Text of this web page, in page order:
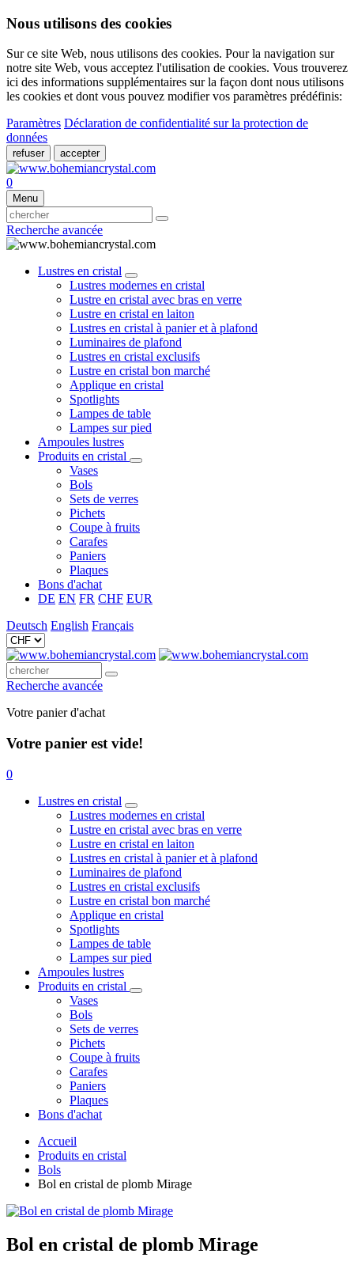
Nous utilisons des cookies
Sur ce site Web, nous utilisons des cookies. Pour la navigation sur
notre site Web, vous acceptez l'utilisation de cookies. Vous trouverez
ici des informations supplémentaires sur la façon dont nous utilisons
les cookies et dont vous pouvez modifier vos paramètres prédéfinis:
Paramètres Déclaration de confidentialité sur la protection de
données
refuser accepter
0
Menu
Recherche avancée
Lustres en cristal
Lustres modernes en cristal
Lustre en cristal avec bras en verre
Lustre en cristal en laiton
Lustres en cristal à panier et à plafond
Luminaires de plafond
Lustres en cristal exclusifs
Lustre en cristal bon marché
Applique en cristal
Spotlights
Lampes de table
Lampes sur pied
Ampoules lustres
Produits en cristal
Vases
Bols
Sets de verres
Pichets
Coupe à fruits
Carafes
Paniers
Plaques
Bons d'achat
DE EN FR CHF EUR
Deutsch English Français
Recherche avancée
Votre panier d'achat
Votre panier est vide!
0
Lustres en cristal
Lustres modernes en cristal
Lustre en cristal avec bras en verre
Lustre en cristal en laiton
Lustres en cristal à panier et à plafond
Luminaires de plafond
Lustres en cristal exclusifs
Lustre en cristal bon marché
Applique en cristal
Spotlights
Lampes de table
Lampes sur pied
Ampoules lustres
Produits en cristal
Vases
Bols
Sets de verres
Pichets
Coupe à fruits
Carafes
Paniers
Plaques
Bons d'achat
Accueil
Produits en cristal
Bols
Bol en cristal de plomb Mirage
Bol en cristal de plomb Mirage